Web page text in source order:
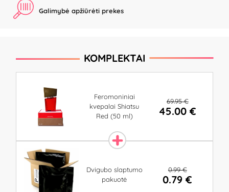
Galimybė apžiūrėti prekes
KOMPLEKTAI
Feromoniniai
kvepalai Shiatsu
Red (50 ml)
69.95 €
45.00 €
Dvigubo slaptumo
pakuotė
0.99 €
0.79 €